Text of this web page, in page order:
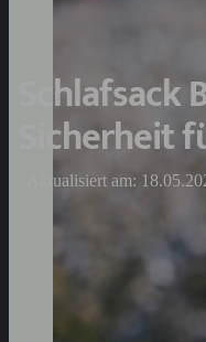
Aktualisiert am: